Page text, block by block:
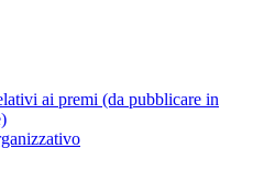
ai premi (da pubblicare in